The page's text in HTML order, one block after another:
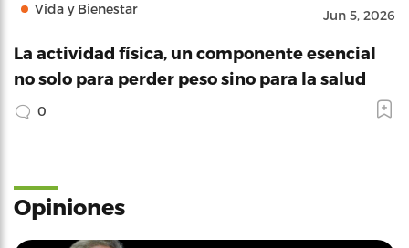
Vida y Bienestar Jun 5, 2026
La actividad física, un componente esencial
no solo para perder peso sino para la salud
0
Opiniones